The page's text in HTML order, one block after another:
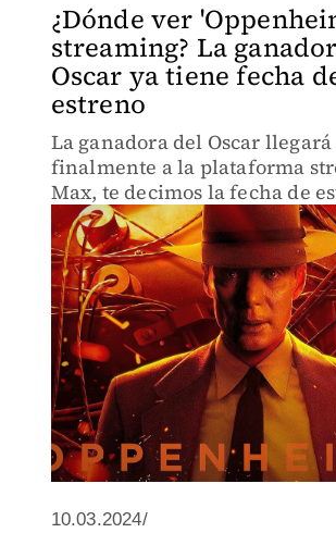
¿Dónde ver
streaming? La
Oscar ya tiene fecha
estreno
La ganadora del Oscar llegará
finalmente a la plataforma
Max, te decimos la fecha de
10.03.2024/